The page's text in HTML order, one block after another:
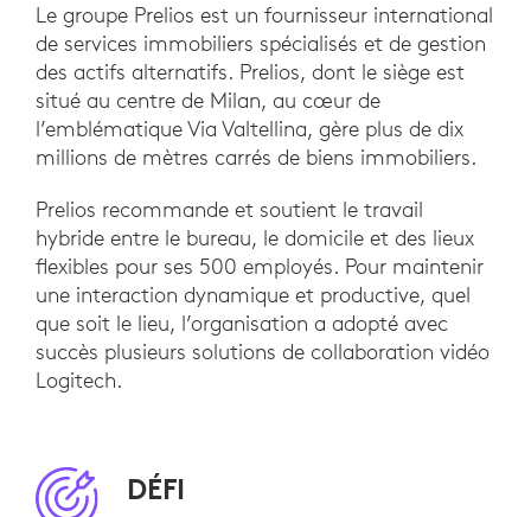
Le groupe Prelios est un fournisseur international
de services immobiliers spécialisés et de gestion
des actifs alternatifs. Prelios, dont le siège est
situé au centre de Milan, au cœur de
l’emblématique Via Valtellina, gère plus de dix
millions de mètres carrés de biens immobiliers.
Prelios recommande et soutient le travail
hybride entre le bureau, le domicile et des lieux
flexibles pour ses 500 employés. Pour maintenir
une interaction dynamique et productive, quel
que soit le lieu, l’organisation a adopté avec
succès plusieurs solutions de collaboration vidéo
Logitech.
DÉFI